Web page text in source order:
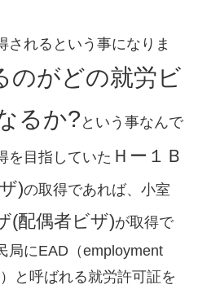
されるという事になりま
のがどの就労ビ
るか? という事なんで
を目指していた Ｈー１Ｂ
)の取得であれば、小室
(配偶者ビザ)が取得で
局にEAD（employment
と呼ばれる就労許可証を